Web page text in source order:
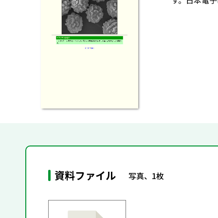
資料ファイル 写真、1枚